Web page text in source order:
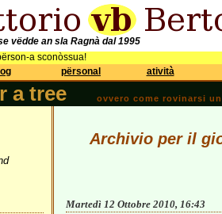
vëdde an sla Ragnà dal 1995
a sconòssua!
përsonal atività
a tree ovvero come rovinarsi
Archivio per il
Martedì 12 Ottobre 2010, 16:43